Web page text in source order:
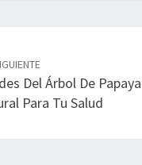
Del Árbol De
Para Tu Salud